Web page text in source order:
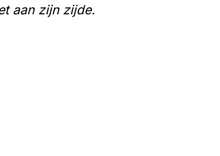
aan zijn zijde.